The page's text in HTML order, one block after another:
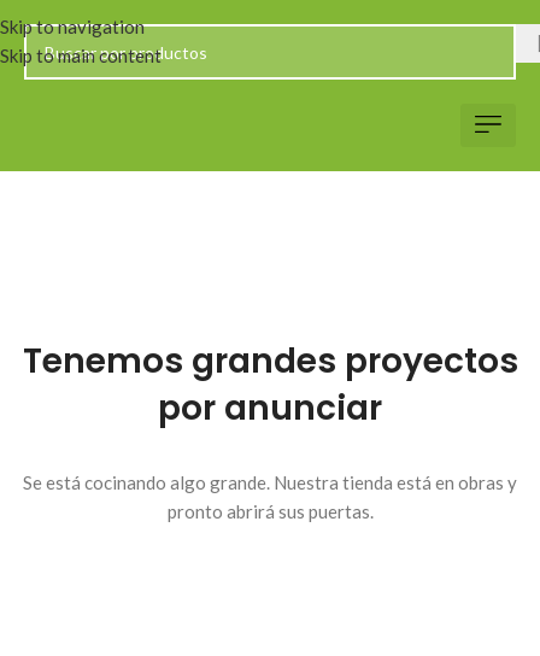
Skip to navigation
Skip to main content
Tenemos grandes proyectos
por anunciar
Se está cocinando algo grande. Nuestra tienda está en obras y
pronto abrirá sus puertas.